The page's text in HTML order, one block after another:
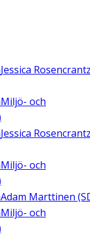
Jessica
Miljö- och
Jessica
Miljö- och
Adam Marttinen
Miljö- och